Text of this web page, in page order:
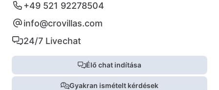
+49 521 92278504
info@crovillas.com
24/7 Livechat
Élő chat indítása
Gyakran ismételt kérdések